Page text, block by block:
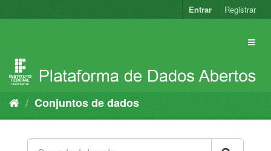
para
Entrar Registrar
Conjuntos de dados